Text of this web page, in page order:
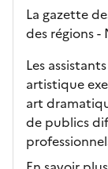
La gazette
des régions -
Les
artistique
art
de publics